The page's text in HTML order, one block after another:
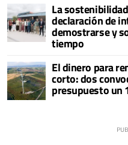
La
declaración de
demostrarse y
tiempo
El dinero para
corto: dos
presupuesto un